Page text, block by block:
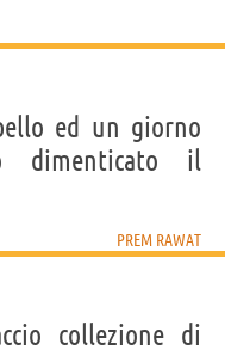
ed un giorno
dimenticato il
PREM RAWAT
collezione di